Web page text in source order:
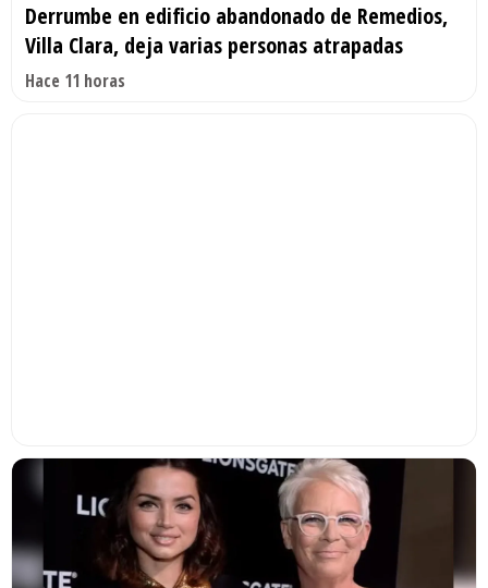
Derrumbe en edificio abandonado de Remedios,
Villa Clara, deja varias personas atrapadas
Hace 11 horas